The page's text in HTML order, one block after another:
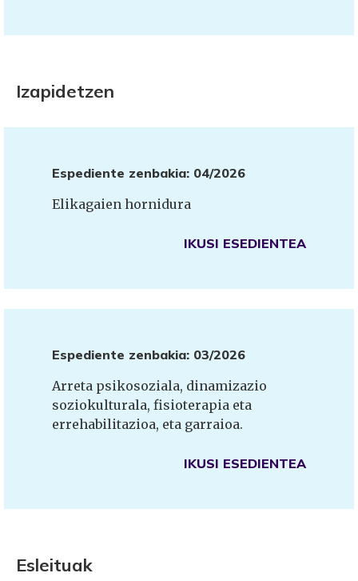
Izapidetzen
Espediente zenbakia: 04/2026
Elikagaien hornidura
IKUSI ESEDIENTEA
Espediente zenbakia: 03/2026
Arreta psikosoziala, dinamizazio
soziokulturala, fisioterapia eta
errehabilitazioa, eta garraioa.
IKUSI ESEDIENTEA
Esleituak